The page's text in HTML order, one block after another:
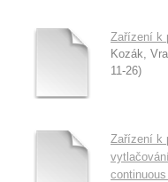
Zařízení k
Kozák,
11-26)
Zařízení k